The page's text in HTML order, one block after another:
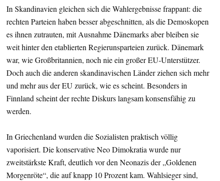
In Skandinavien gleichen sich die Wahlergebnisse frappant: die
rechten Parteien haben besser abgeschnitten, als die Demoskopen
es ihnen zutrauten, mit Ausnahme Dänemarks aber bleiben sie
weit hinter den etablierten Regierunsparteien zurück. Dänemark
war, wie Großbritannien, noch nie ein großer EU-Unterstützer.
Doch auch die anderen skandinavischen Länder ziehen sich mehr
und mehr aus der EU zurück, wie es scheint. Besonders in
Finnland scheint der rechte Diskurs langsam konsensfähig zu
werden.
In Griechenland wurden die Sozialisten praktisch völlig
vaporisiert. Die konservative Neo Dimokratia wurde nur
zweitstärkste Kraft, deutlich vor den Neonazis der „Goldenen
Morgenröte“, die auf knapp 10 Prozent kam. Wahlsieger sind,